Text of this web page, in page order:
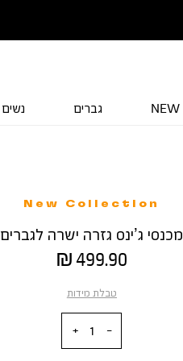
NEW גברים נשים
New Collection
מכנסי ג’ינס גזרה ישרה לגברים
מחיר
מוצר
499.90 ₪
טבלת מידות